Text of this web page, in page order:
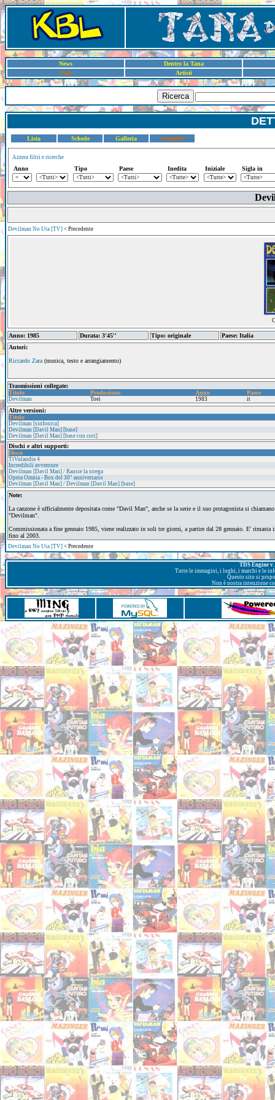
News
Dentro la Tana
Sigle
Artisti
Ricerca
Lista Schede Galleria Dettaglio
Azzera filtri e ricerche
Anno Tipo Paese Inedita Iniziale Sigla in
Devilman No Uta [TV] < Precedente
Anno: 1985 Durata: 3'45'' Tipo: originale
Paese: Italia
Autori:
Riccardo Zara (musica, testo e arrangiamento)
Trasmissioni collegate:
Titolo
Produzione Anno Paese
Devilman Toei 1983 it
Altre versioni:
Titolo
Devilman [sinfonica]
Devilman [Davil Man] [base]
Devilman [Davil Man] [base con cori]
Dischi e altri supporti:
Disco
TiVulandia 4
Incredibili avventure
Devilman [Davil Man] / Ransie la strega
Opera Omnia - Box del 30° anniversario
Devilman [Davil Man] / Devilman [Davil Man] [base]
Note:
La canzone è ufficialmente depositata come "Davil Man", anche se la serie e il suo protagonista si chiamano
"Devilman".
Commissionata a fine gennaio 1985, viene realizzato in soli tre giorni, a partire dal 28 gennaio. E' rimasta
fino al 2003.
Devilman No Uta [TV] < Precedente
TDS Engine
Tutte le immagini, i loghi, i marchi e le
Questo sito si
Non è nostra intenzione